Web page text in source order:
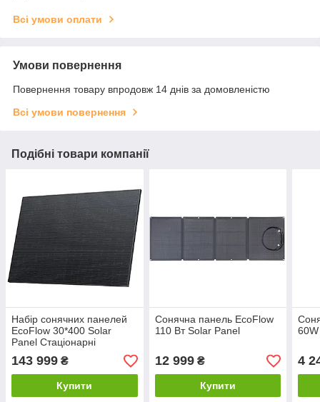
Всі умови оплати
Умови повернення
Повернення товару впродовж 14 днів за домовленістю
Всі умови повернення
Подібні товари компанії
Набір сонячних панелей
EcoFlow 30*400 Solar
Panel Стаціонарні
143 999 ₴
Купити
Сонячна панель EcoFlow
110 Вт Solar Panel
12 999₴
Купити
4